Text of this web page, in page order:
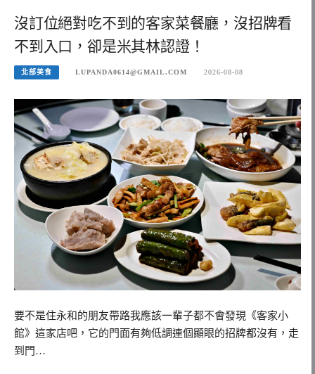
沒訂位絕對吃不到的客家菜餐廳，沒招牌看
不到入口，卻是米其林認證！
北部美食 LUPANDA0614@GMAIL.COM 2026-08-08
要不是住永和的朋友帶路我應該一輩子都不會發現《客家小
館》這家店吧，它的門面有夠低調連個顯眼的招牌都沒有，走
到門…